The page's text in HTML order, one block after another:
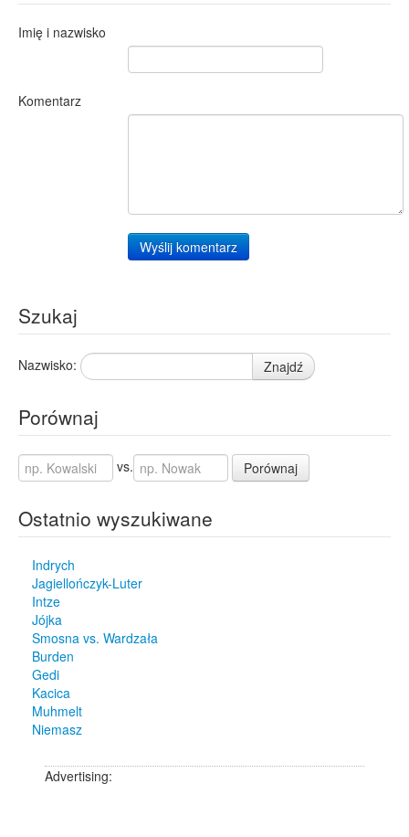
Imię i nazwisko
Komentarz
Wyślij komentarz
Szukaj
Nazwisko: Znajdź
Porównaj
vs. Porównaj
Ostatnio wyszukiwane
Indrych
Jagiellończyk-Luter
Intze
Jójka
Smosna vs. Wardzała
Burden
Gedi
Kacica
Muhmelt
Niemasz
Advertising: